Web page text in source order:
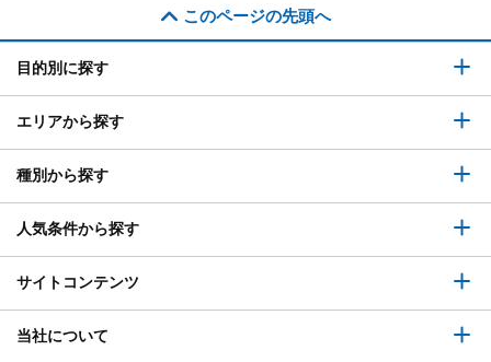
このページの先頭へ
目的別に探す
エリアから探す
種別から探す
人気条件から探す
サイトコンテンツ
当社について